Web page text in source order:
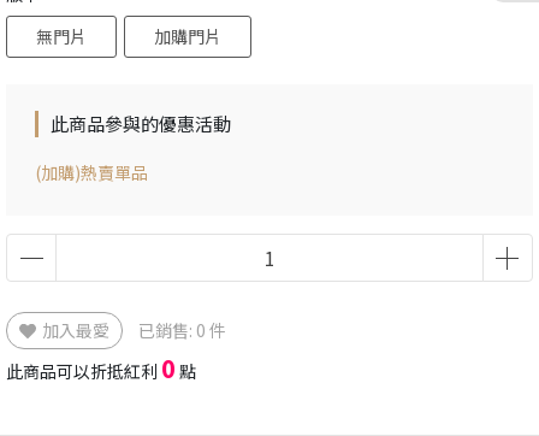
無門片
加購門片
此商品參與的優惠活動
(加購)熱賣單品
加入最愛
已銷售: 0 件
此商品可以折抵紅利 0 點